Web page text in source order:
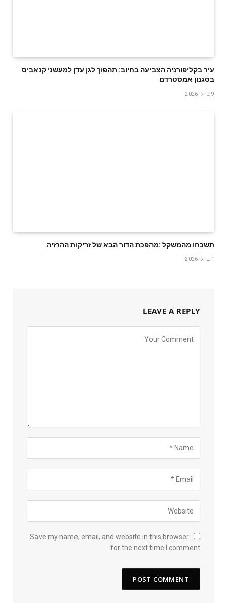
עיר בקליפורניה הצביעה בחיוב: תהפוך לגן עדן למעשני קנאביס
בסגנון אמסטרדם
9 ביולי 2026
תשכחו‭ ‬מהמשקל‭: ‬מהפכת‭ ‬הדור‭ ‬הבא‭ ‬של‭ ‬זריקות‭ ‬ההרזיה
1 ביולי 2026
LEAVE A REPLY
Save my name, email, and website in this browser
for the next time I comment.